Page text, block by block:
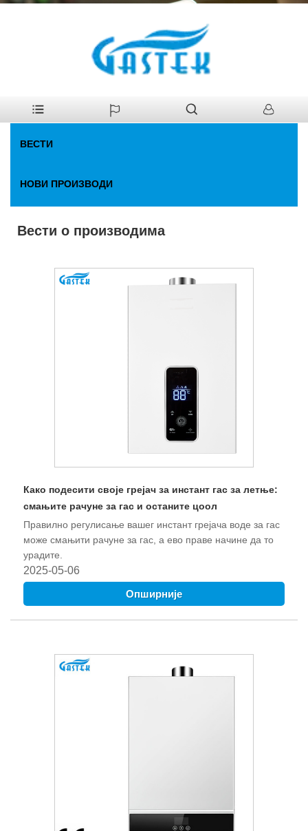
ВЕСТИ
НОВИ ПРОИЗВОДИ
Вести о производима
Како подесити своје грејач за инстант гас за летње:
смањите рачуне за гас и останите цоол
Правилно регулисање вашег инстант грејача воде за гас
може смањити рачуне за гас, а ево праве начине да то
урадите.
2025-05-06
Опширније